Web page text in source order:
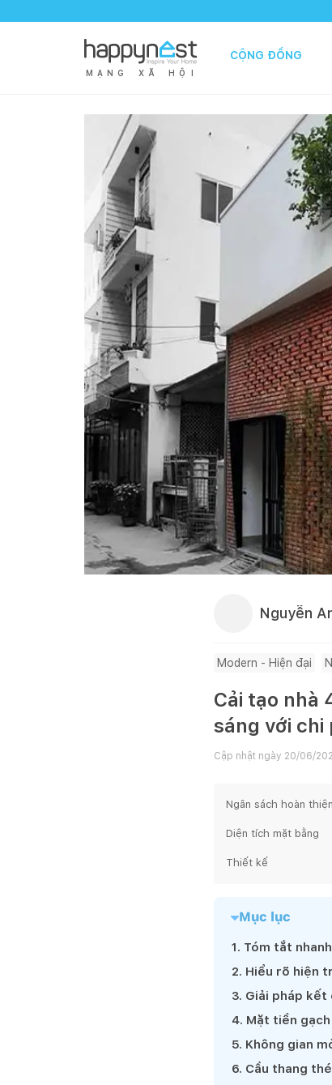
M Ạ N G X Ã H Ộ I
CỘNG ĐỒNG
Nguyễn
Modern - Hiện đại
Cải tạo nhà
sáng với
Cập nhật ngày 20/06/
Ngân sách hoàn thiện
Diện tích mặt bằng
Thiết kế
Mục lục
1. Tóm tắt
2. Hiểu rõ hiện
3. Giải pháp kết
4. Mặt tiền
5. Không gian
6. Cầu thang